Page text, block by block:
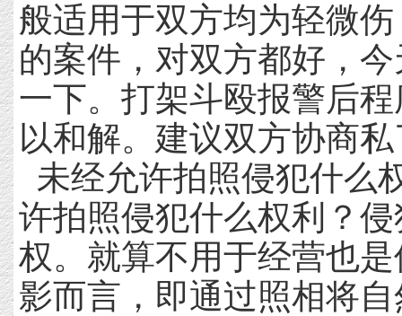
般适用于双方均为轻微
的案件，对双方都好，
一下。打架斗殴报警后
以和解。建议双方协商
未经允许拍照侵犯什么
许拍照侵犯什么权利？
权。就算不用于经营也
影而言，即通过照相将